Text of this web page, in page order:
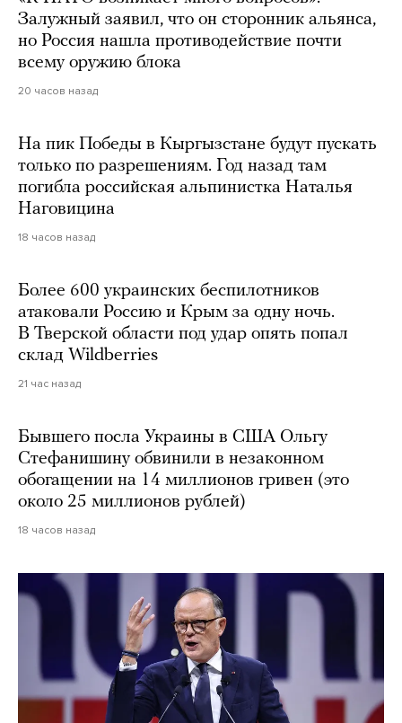
Залужный заявил, что он сторонник альянса,
но Россия нашла противодействие почти
всему оружию блока
20 часов назад
На пик Победы в Кыргызстане будут пускать
только по разрешениям. Год назад там
погибла российская альпинистка Наталья
Наговицина
18 часов назад
Более 600 украинских беспилотников
атаковали Россию и Крым за одну ночь.
В Тверской области под удар опять попал
склад Wildberries
21 час назад
Бывшего посла Украины в США Ольгу
Стефанишину обвинили в незаконном
обогащении на 14 миллионов гривен (это
около 25 миллионов рублей)
18 часов назад